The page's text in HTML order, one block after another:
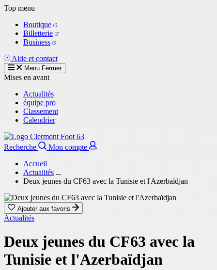
Aller
contenu
principal
Top menu
Boutique
Billetterie
Business
Aide et contact
Menu Fermer
Mises en avant
Actualités
équipe pro
Classement
Calendrier
Recherche
Mon compte
Accueil
Actualités
Deux jeunes du CF63 avec la Tunisie et l'Azerbaïdjan
Ajouter aux favoris
Actualités
Deux jeunes du CF63 avec la
Tunisie et l'Azerbaïdjan